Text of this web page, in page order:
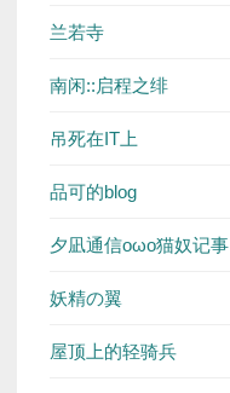
兰若寺
南闲::启程之绯
吊死在IT上
品可的blog
夕凪通信oωo猫奴记事
妖精の翼
屋顶上的轻骑兵